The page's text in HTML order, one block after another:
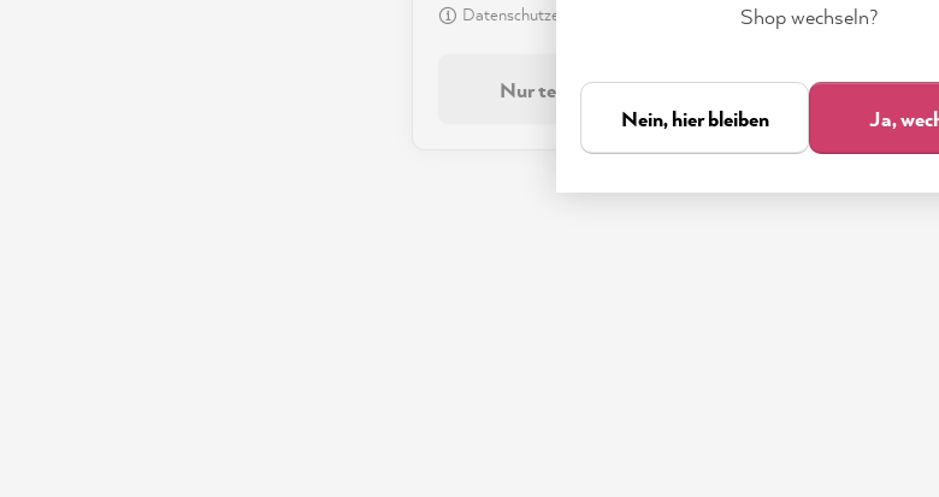
Datenschutzerklärung Einstellungen
Nur technisch Erforderliche
Shop wechseln?
Nein, hier bleiben Ja,